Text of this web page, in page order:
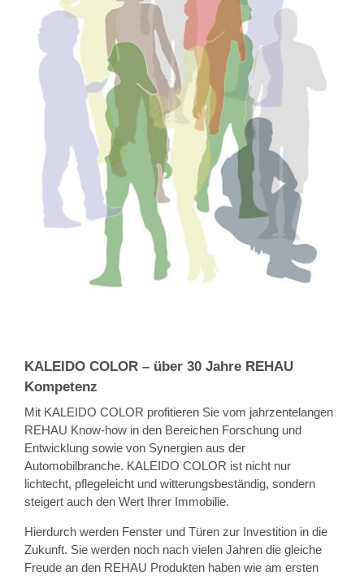
KALEIDO COLOR – über 30 Jahre REHAU
Kompetenz
Mit KALEIDO COLOR profitieren Sie vom jahrzentelangen
REHAU Know-how in den Bereichen Forschung und
Entwicklung sowie von Synergien aus der
Automobilbranche. KALEIDO COLOR ist nicht nur
lichtecht, pflegeleicht und witterungsbeständig, sondern
steigert auch den Wert Ihrer Immobilie.
Hierdurch werden Fenster und Türen zur Investition in die
Zukunft. Sie werden noch nach vielen Jahren die gleiche
Freude an den REHAU Produkten haben wie am ersten